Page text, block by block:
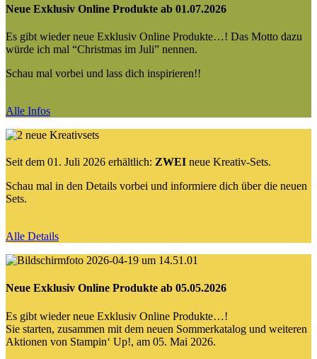
Neue Exklusiv Online Produkte ab 01.07.2026
Es gibt wieder neue Exklusiv Online Produkte…! Das Motto dazu
würde ich mal “Christmas im Juli” nennen.
Schau mal vorbei und lass dich inspirieren!!
Alle Infos
Seit dem 01. Juli 2026 erhältlich: ZWEI neue Kreativ-Sets.
Schau mal in den Details vorbei und informiere dich über die neuen
Sets.
Alle Details
Neue Exklusiv Online Produkte ab 05.05.2026
Es gibt wieder neue Exklusiv Online Produkte…!
Sie starten, zusammen mit dem neuen Sommerkatalog und weiteren
Aktionen von Stampin‘ Up!, am 05. Mai 2026.